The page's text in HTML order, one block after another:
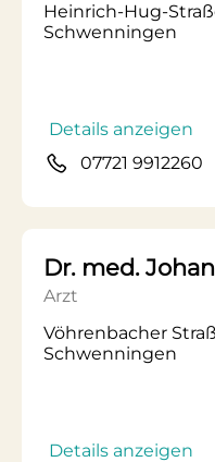
Heinrich-Hug-
Schwenningen
Details anzeigen
07721 9912260
Dr. med.
Arzt
Vöhrenbacher
Schwenningen
Details anzeigen